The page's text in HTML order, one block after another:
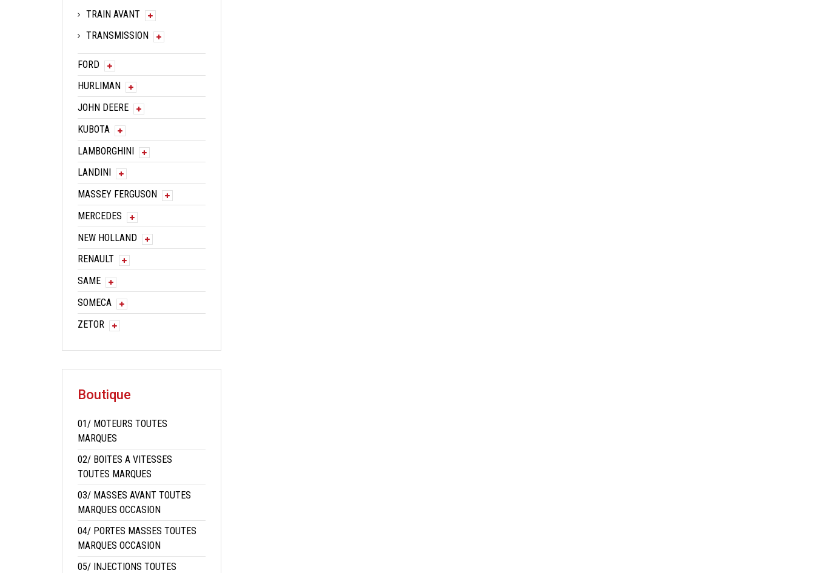
TRAIN AVANT
TRANSMISSION
FORD
HURLIMAN
JOHN DEERE
KUBOTA
LAMBORGHINI
LANDINI
MASSEY FERGUSON
MERCEDES
NEW HOLLAND
RENAULT
SAME
SOMECA
ZETOR
Boutique
01/ MOTEURS TOUTES
MARQUES
02/ BOITES A VITESSES
TOUTES MARQUES
03/ MASSES AVANT TOUTES
MARQUES OCCASION
04/ PORTES MASSES TOUTES
MARQUES OCCASION
05/ INJECTIONS TOUTES